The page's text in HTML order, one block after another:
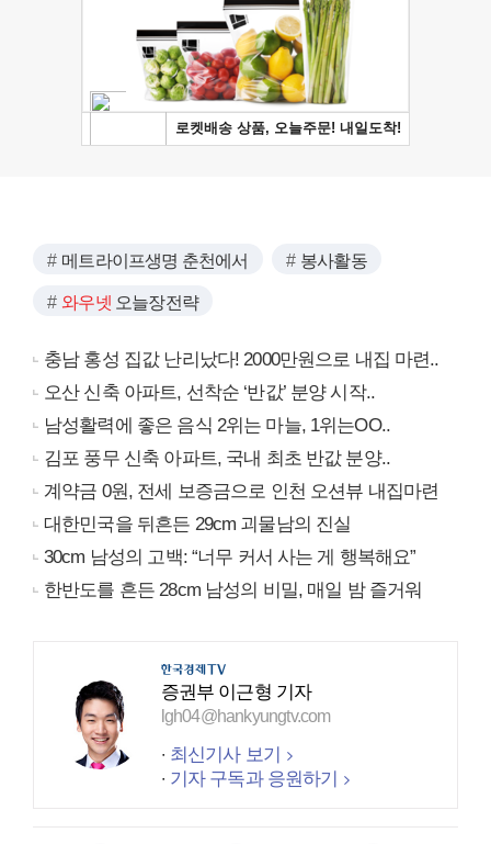
메트라이프생명 춘천에서 봉사활동
와우넷 오늘장전략
충남 홍성 집값 난리났다! 2000만원으로 내집 마련..
오산 신축 아파트, 선착순 ‘반값’ 분양 시작..
남성활력에 좋은 음식 2위는 마늘, 1위는OO..
김포 풍무 신축 아파트, 국내 최초 반값 분양..
계약금 0원, 전세 보증금으로 인천 오션뷰 내집마련
대한민국을 뒤흔든 29cm 괴물남의 진실
30cm 남성의 고백: “너무 커서 사는 게 행복해요”
한반도를 흔든 28cm 남성의 비밀, 매일 밤 즐거워
증권부 이근형 기자
lgh04@hankyungtv.com
최신기사 보기
기자 구독과 응원하기